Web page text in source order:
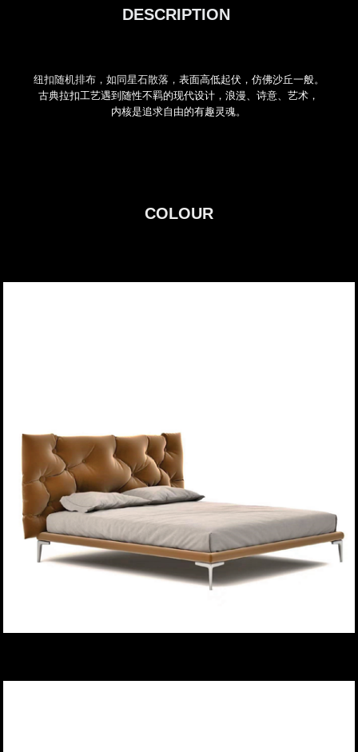
DESCRIPTION
纽扣随机排布，如同星石散落， 表面高低起伏，仿佛沙丘一般。
古典拉扣工艺遇到随性不羁的现代设计，浪漫、诗意、艺术，
内核是追求自由的有趣灵魂。
COLOUR